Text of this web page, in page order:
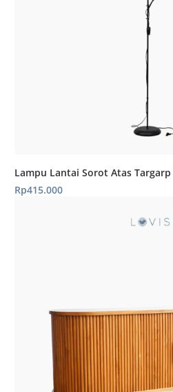
Lampu Lantai Sorot Atas Targarp
Rp415.000